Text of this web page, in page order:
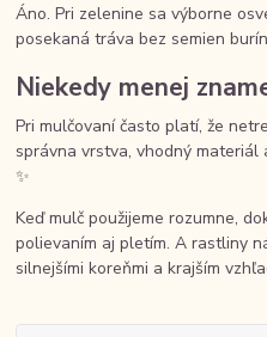
Áno. Pri zelenine sa výborne
posekaná tráva bez semien
Niekedy menej
Pri mulčovaní často platí, že
správna vrstva, vhodný
✨
Keď mulč použijeme rozumne,
polievaním aj pletím. A rastliny
silnejšími koreňmi a krajším